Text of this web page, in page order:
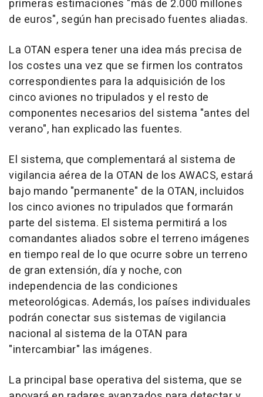
primeras estimaciones "más de 2.000 millones
de euros", según han precisado fuentes aliadas.
La OTAN espera tener una idea más precisa de
los costes una vez que se firmen los contratos
correspondientes para la adquisición de los
cinco aviones no tripulados y el resto de
componentes necesarios del sistema "antes del
verano", han explicado las fuentes.
El sistema, que complementará al sistema de
vigilancia aérea de la OTAN de los AWACS, estará
bajo mando "permanente" de la OTAN, incluidos
los cinco aviones no tripulados que formarán
parte del sistema. El sistema permitirá a los
comandantes aliados sobre el terreno imágenes
en tiempo real de lo que ocurre sobre un terreno
de gran extensión, día y noche, con
independencia de las condiciones
meteorológicas. Además, los países individuales
podrán conectar sus sistemas de vigilancia
nacional al sistema de la OTAN para
"intercambiar" las imágenes.
La principal base operativa del sistema, que se